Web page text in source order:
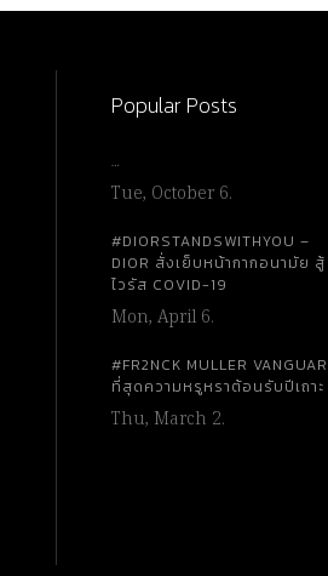
Popular Posts
…
Tue, October 6.
#DIORSTANDSWITHYOU –
DIOR สั่งเย็บหน้ากากอนามัย สู้
ไวรัส COVID-19
Mon, April 6.
#FR2NCK MULLER
ที่สุดความหรูหราต้อนรับปีเถาะ
Thu, March 2.